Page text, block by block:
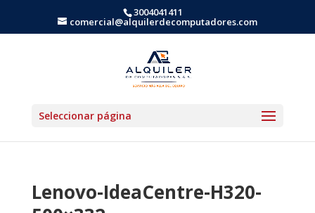
3004041411
comercial@alquilerdecomputadores.com
Seleccionar página
Lenovo-IdeaCentre-H320-